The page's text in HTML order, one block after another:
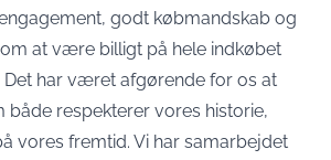
godt købmandskab og
at være billigt på hele indkøbet
Det har været afgørende for os at
både respekterer vores historie,
vores fremtid. Vi har samarbejdet